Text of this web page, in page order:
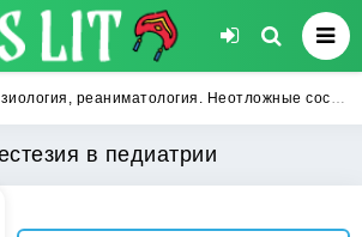
реаниматология. Неотложные состояния и критическая медицина
в педиатрии